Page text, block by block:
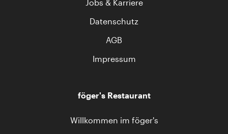
Jobs & Karriere
Datenschutz
AGB
Impressum
föger's Restaurant
Willkommen im föger's